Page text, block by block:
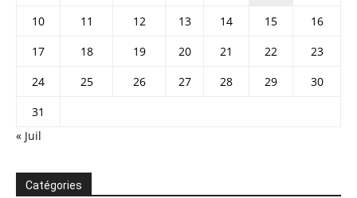
10
11 12 13 14 15
16
17
18 19 20 21 22
23
24
25 26 27 28 29
30
31
« Juil
Catégories